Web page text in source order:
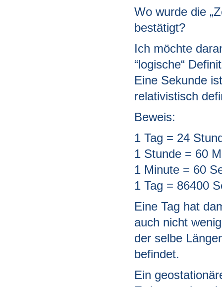
Wo wurde die
bestätigt?
Ich möchte
“logische“
Eine Sekunde
relativistisch
Beweis:
1 Tag = 24
1 Stunde = 60
1 Minute = 60
1 Tag = 86400
Eine Tag hat
auch nicht
der selbe
befindet.
Ein